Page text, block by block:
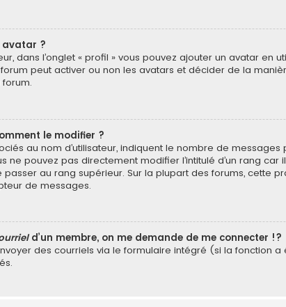
avatar ?
dans l’onglet « profil » vous pouvez ajouter un avatar en
peut activer ou non les avatars et décider de la
le modifier ?
au nom d’utilisateur, indiquent le nombre de
ne pouvez pas directement modifier l’intitulé d’un rang
passer au rang supérieur. Sur la plupart des forums,
de messages.
d’un membre, on me demande de me connecter !?
des courriels via le formulaire intégré (si la fonction